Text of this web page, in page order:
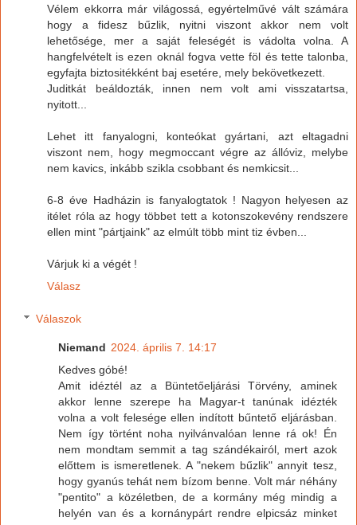
Vélem ekkorra már világossá, egyértelművé vált számára
hogy a fidesz bűzlik, nyitni viszont akkor nem volt
lehetősége, mer a saját feleségét is vádolta volna. A
hangfelvételt is ezen oknál fogva vette föl és tette talonba,
egyfajta biztositékként baj esetére, mely bekövetkezett.
Juditkát beáldozták, innen nem volt ami visszatartsa,
nyitott...
Lehet itt fanyalogni, konteókat gyártani, azt eltagadni
viszont nem, hogy megmoccant végre az állóviz, melybe
nem kavics, inkább szikla csobbant és nemkicsit...
6-8 éve Hadházin is fanyalogtatok ! Nagyon helyesen az
itélet róla az hogy többet tett a kotonszokevény rendszere
ellen mint "pártjaink" az elmúlt több mint tiz évben...
Várjuk ki a végét !
Válasz
Válaszok
Niemand 2024. április 7. 14:17
Kedves góbé!
Amit idéztél az a Büntetőeljárási Törvény, aminek
akkor lenne szerepe ha Magyar-t tanúnak idézték
volna a volt felesége ellen indított bűntető eljárásban.
Nem így történt noha nyilvánvalóan lenne rá ok! Én
nem mondtam semmit a tag szándékairól, mert azok
előttem is ismeretlenek. A "nekem bűzlik" annyit tesz,
hogy gyanús tehát nem bízom benne. Volt már néhány
"pentito" a közéletben, de a kormány még mindig a
helyén van és a kornánypárt rendre elpicsáz minket